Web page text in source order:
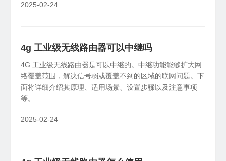
2025-02-24
4g 工业级无线路由器可以中继吗
4G 工业级无线路由器是可以中继的。中继功能能够扩大网
络覆盖范围，解决信号弱或覆盖不到的区域的联网问题。下
面将详细介绍其原理、适用场景、设置步骤以及注意事项
等。
2025-02-24